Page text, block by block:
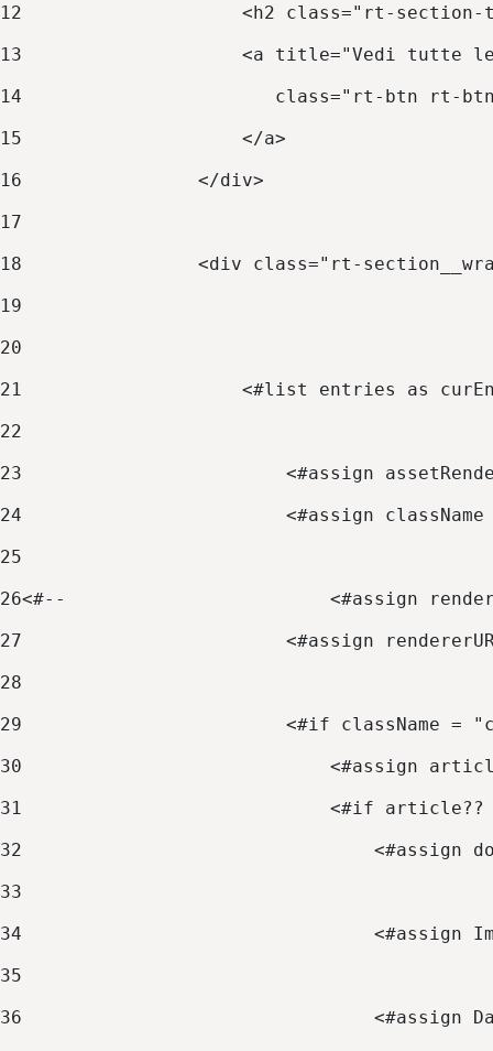
12
<h2 class="rt-
13
<a title="Vedi tutte
14
class="rt-btn rt-
15
                    </a>
16
                </div>
17
18
<div class="rt-
19
20
21
<#list entries as
22
23
<#assign
24
<#assign
25
26<#--                        <#assign
27
<#assign
28
29
<#if className =
30
<#assign
31
<#if
32
<#assign
33
34
<#assign
35
36
<#assign